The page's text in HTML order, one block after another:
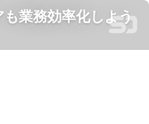
業務効率化しよう